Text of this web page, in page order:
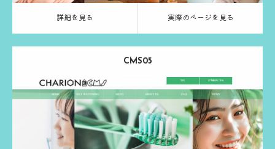
詳細を見る 実際のページを見る
CMS05
Release：2024.03.13